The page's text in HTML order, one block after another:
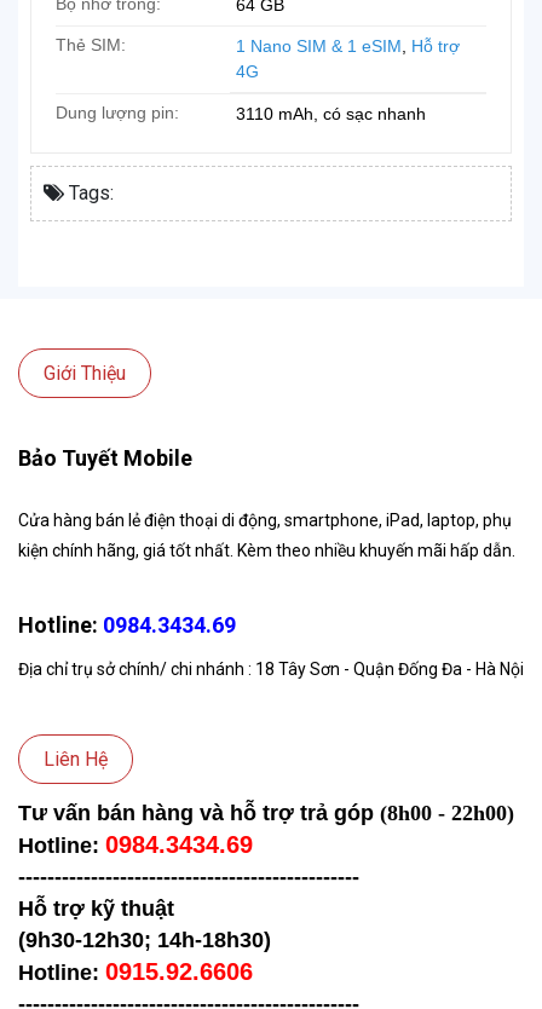
64 GB
Thẻ SIM: 1 Nano SIM & 1 eSIM
Hỗ trợ
4G
Dung lượng pin: 3110 mAh, có sạc nhanh
Tags:
Giới Thiệu
Bảo Tuyết Mobile
Cửa hàng bán lẻ điện thoại di động, smartphone, iPad, laptop, phụ
kiện chính hãng, giá tốt nhất. Kèm theo nhiều khuyến mãi hấp dẫn.
Hotline: 0984.3434.69
Địa chỉ trụ sở chính/ chi nhánh : 18 Tây Sơn - Quận Đống Đa - Hà Nội
Liên Hệ
Tư vấn bán hàng và hỗ trợ trả góp (8h00 - 22h00)
Hotline: 0984.3434.69
-----------------------------------------------
Hỗ trợ kỹ thuật
(9h30-12h30; 14h-18h30)
Hotline: 0915.92.6606
-----------------------------------------------